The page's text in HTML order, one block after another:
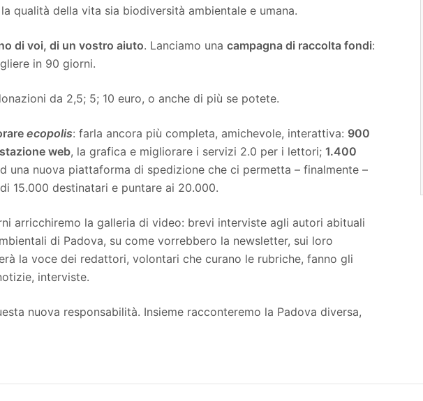
qualità della vita sia biodiversità ambientale e umana.
di voi, di un vostro aiuto. Lanciamo una campagna di raccolta fondi:
in 90 giorni.
da 2,5; 5; 10 euro, o anche di più se potete.
ecopolis: farla ancora più completa, amichevole, interattiva: 900
web, la grafica e migliorare i servizi 2.0 per i lettori; 1.400
una nuova piattaforma di spedizione che ci permetta – finalmente –
15.000 destinatari e puntare ai 20.000.
arricchiremo la galleria di video: brevi interviste agli autori abituali
di Padova, su come vorrebbero la newsletter, sui loro
la voce dei redattori, volontari che curano le rubriche, fanno gli
interviste.
nuova responsabilità. Insieme racconteremo la Padova diversa,